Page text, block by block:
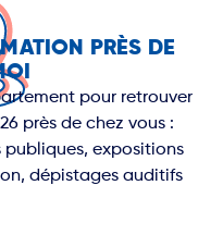
NE PLUS
AU SILENCE
les familles du rôle
PRÈS DE
pour retrouver
près de chez vous :
publiques, expositions
dépistages auditifs